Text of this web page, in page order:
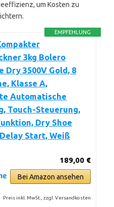
um Kosten zu
EMPFEHLUNG
3kg Bolero
Dry 3500V Gold, 8
Klasse A,
Automatische
Touch-Steuerung,
Dry Shoe
Start, Weiß
189,00 €
Bei Amazon ansehen
Preis inkl. MwSt., zzgl. Versandkosten